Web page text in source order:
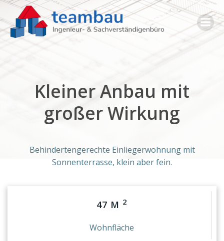
Zum
Inhalt
springen
Kleiner Anbau mit
großer Wirkung
Behindertengerechte Einliegerwohnung mit
Sonnenterrasse, klein aber fein.
47 M 2
Wohnfläche